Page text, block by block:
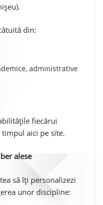
din:
administrative
fiecărui
aici pe site.
alese
să îți personalizezi
unor discipline: